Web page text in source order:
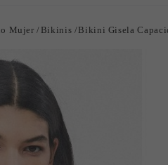
Mujer Bikinis Bikini Gisela